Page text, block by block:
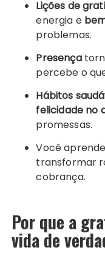
Lições de
energia e
problemas.
Presença
percebe o
Hábitos
felicidade no
promessas.
Você
transformar
cobrança.
Por que a
vida de